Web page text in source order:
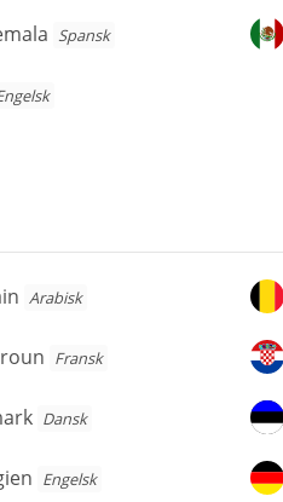
Spansk
Arabisk
Fransk
Dansk
Engelsk